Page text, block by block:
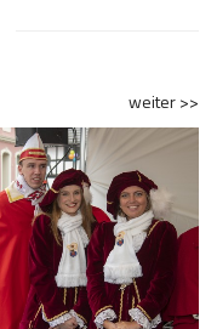
weiter >>